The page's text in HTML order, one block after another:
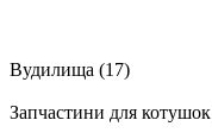
Вудилища (17)
Запчастини для котушок